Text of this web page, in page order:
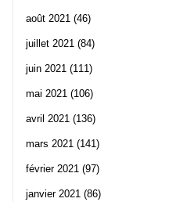
août 2021 (46)
juillet 2021 (84)
juin 2021 (111)
mai 2021 (106)
avril 2021 (136)
mars 2021 (141)
février 2021 (97)
janvier 2021 (86)